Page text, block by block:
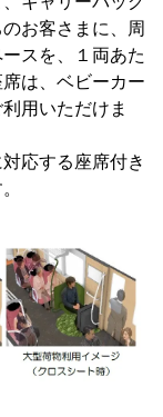
お客さまに、周
スを、１両あた
は、ベビーカー
用いただけま
する座席付き